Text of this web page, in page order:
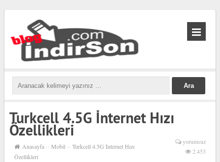
biabet
güncel
biabet
Turkcell 4.5G İnternet Hızı
Özellikleri
Anasayfa ›› Mobil ›› Turkcell 4.5G İnternet Hızı
Özellikleri
yorumsuz
2.453